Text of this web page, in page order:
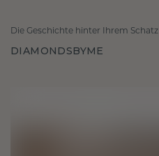
Die Geschichte hinter Ihrem Schatz
DIAMONDSBYME